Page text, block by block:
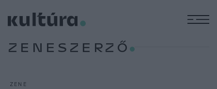
ZENESZERZŐ
ZENE